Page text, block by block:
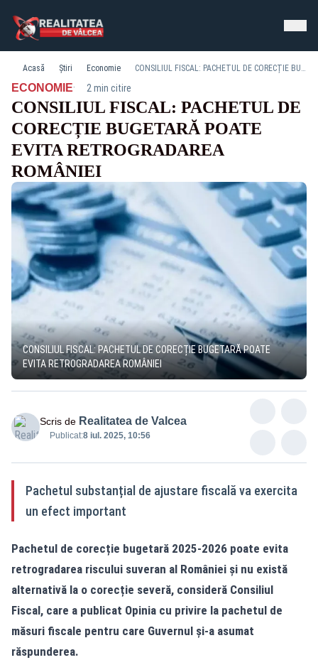
Acasă Știri Economie CONSILIUL FISCAL: PACHETUL DE CORECȚIE BUGETARĂ POATE EVITA RETROGRADAREA ROMÂNIEI
ECONOMIE· 2 min citire
CONSILIUL FISCAL: PACHETUL DE
CORECȚIE BUGETARĂ POATE
EVITA RETROGRADAREA
ROMÂNIEI
CONSILIUL FISCAL: PACHETUL DE CORECȚIE BUGETARĂ POATE
EVITA RETROGRADAREA ROMÂNIEI
Scris de Realitatea de Valcea
Publicat:8 iul. 2025, 10:56
Pachetul substanțial de ajustare fiscală va exercita
un efect important
Pachetul de corecție bugetară 2025-2026 poate evita
retrogradarea riscului suveran al României și nu există
alternativă la o corecție severă, consideră Consiliul
Fiscal, care a publicat Opinia cu privire la pachetul de
măsuri fiscale pentru care Guvernul și-a asumat
răspunderea.